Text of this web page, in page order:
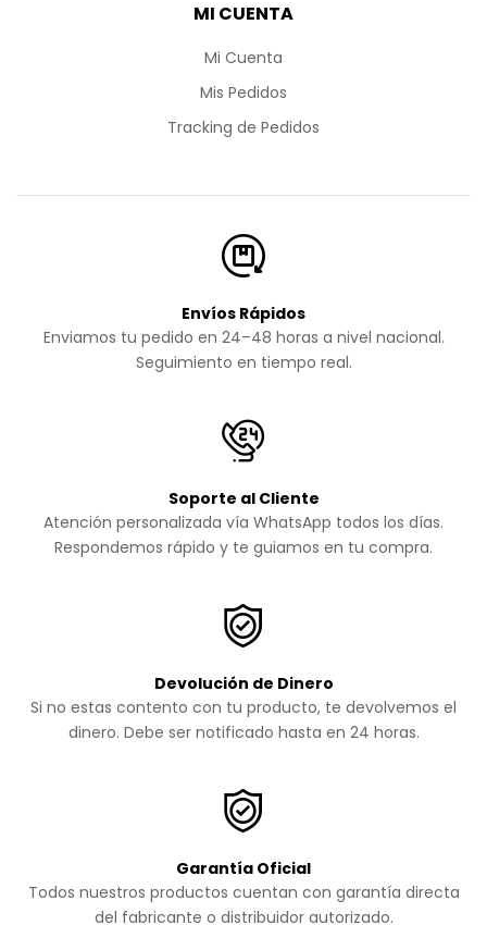
MI CUENTA
Mi Cuenta
Mis Pedidos
Tracking de Pedidos
Envíos Rápidos
Enviamos tu pedido en 24–48 horas a nivel nacional.
Seguimiento en tiempo real.
Soporte al Cliente
Atención personalizada vía WhatsApp todos los días.
Respondemos rápido y te guiamos en tu compra.
Devolución de Dinero
Si no estas contento con tu producto, te devolvemos el
dinero. Debe ser notificado hasta en 24 horas.
Garantía Oficial
Todos nuestros productos cuentan con garantía directa
del fabricante o distribuidor autorizado.